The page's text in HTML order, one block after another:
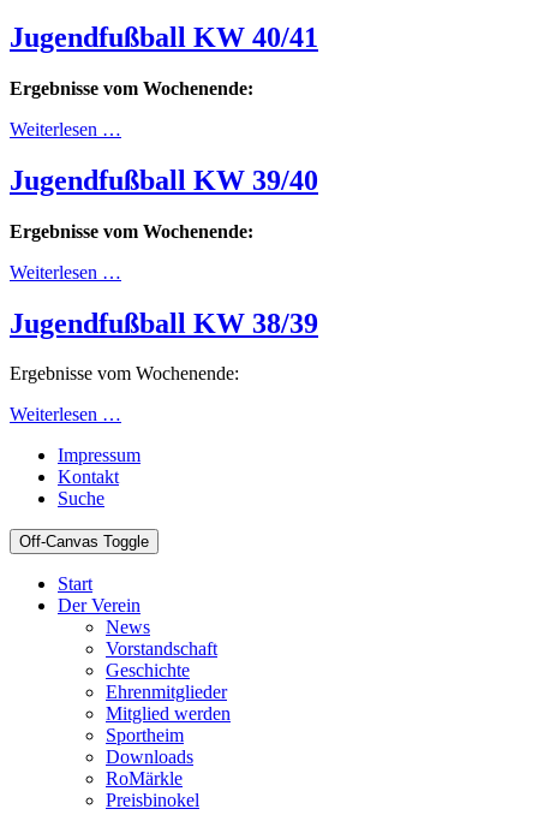
Jugendfußball KW 40/41
Ergebnisse vom Wochenende:
Weiterlesen …
Jugendfußball KW 39/40
Ergebnisse vom Wochenende:
Weiterlesen …
Jugendfußball KW 38/39
Ergebnisse vom Wochenende:
Weiterlesen …
Impressum
Kontakt
Suche
Off-Canvas Toggle
Start
Der Verein
News
Vorstandschaft
Geschichte
Ehrenmitglieder
Mitglied werden
Sportheim
Downloads
RoMärkle
Preisbinokel